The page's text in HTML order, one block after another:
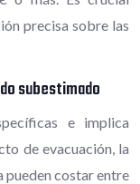
precisa sobre las
subestimado
e implica
de evacuación, la
pueden costar entre